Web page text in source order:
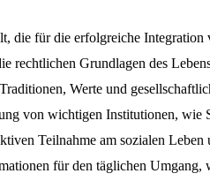
die für die erfolgreiche
rechtlichen Grundlagen des
Werte und
von wichtigen Institutionen, wie
Teilnahme am sozialen
für den täglichen